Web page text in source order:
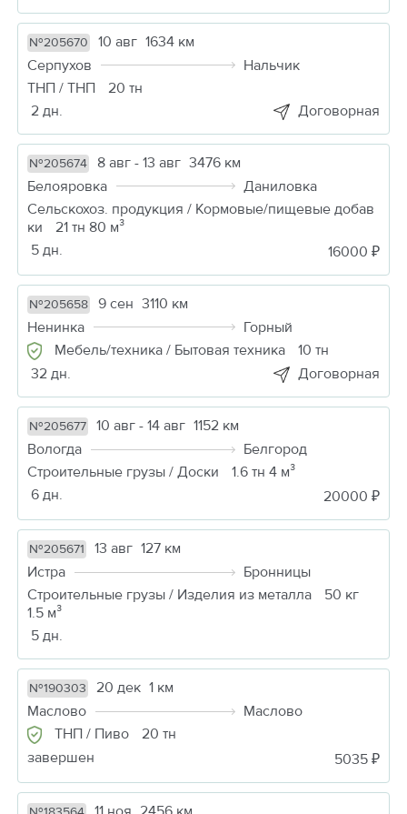
№205670 10 авг 1634 км
Серпухов
Нальчик
ТНП / ТНП
20 тн
2 дн.
Договорная
№205674 8 авг - 13 авг 3476 км
Белояровка
Даниловка
Сельскохоз. продукция / Кормовые/пищевые добав
ки
21 тн 80 м³
5 дн.
16000 ₽
№205658 9 сен 3110 км
Ненинка
Горный
Мебель/техника / Бытовая техника
10 тн
32 дн.
Договорная
№205677 10 авг - 14 авг 1152 км
Вологда
Белгород
Строительные грузы / Доски
1.6 тн 4 м³
6 дн.
20000 ₽
№205671 13 авг 127 км
Истра
Бронницы
Строительные грузы / Изделия из металла
50 кг
1.5 м³
5 дн.
№190303 20 дек 1 км
Маслово
Маслово
ТНП / Пиво
20 тн
завершен
5035 ₽